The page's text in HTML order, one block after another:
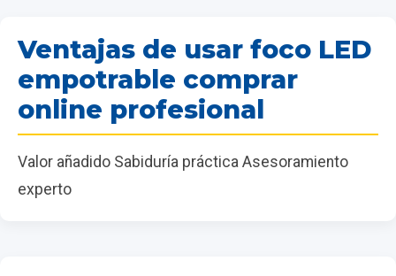
Ventajas de usar foco LED
empotrable comprar
online profesional
Valor añadido Sabiduría práctica Asesoramiento
experto